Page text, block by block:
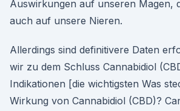
Auswirkungen auf unseren Magen,
auch auf unsere Nieren.
Allerdings sind definitivere Daten
wir zu dem Schluss Cannabidiol
Indikationen [die wichtigsten Was
Wirkung von Cannabidiol (CBD)?